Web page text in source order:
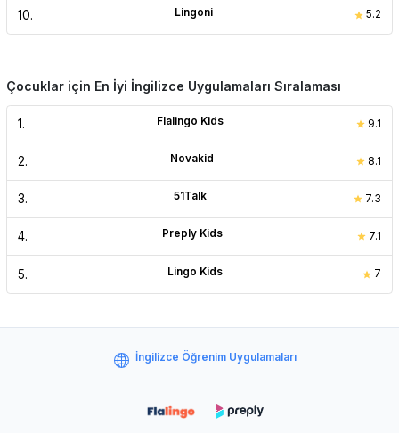
10. Lingoni 5.2
Çocuklar için En İyi İngilizce Uygulamaları Sıralaması
1. Flalingo Kids 9.1
2. Novakid 8.1
3. 51Talk 7.3
4. Preply Kids 7.1
5. Lingo Kids 7
İngilizce Öğrenim Uygulamaları